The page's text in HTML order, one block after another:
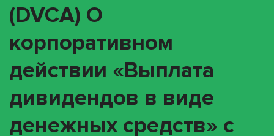
(DVCA) О
корпоративном
действии «Выплата
дивидендов в виде
денежных средств» с